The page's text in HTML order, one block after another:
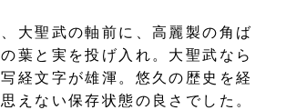
大聖武の軸前に、高麗製の角ば
葉と実を投げ入れ。大聖武なら
経文字が雄渾。悠久の歴史を経
えない保存状態の良さでした。